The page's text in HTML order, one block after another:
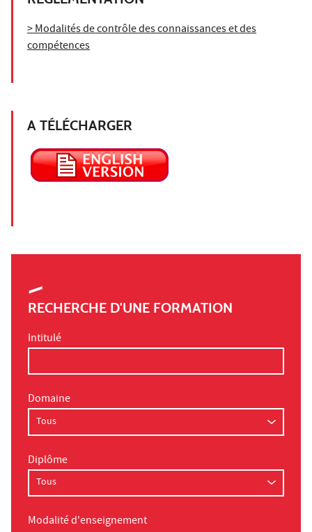
> Modalités de contrôle des connaissances et des
compétences
A TÉLÉCHARGER
RECHERCHE D'UNE FORMATION
Intitulé
Domaine
Diplôme
Modalité d'enseignement